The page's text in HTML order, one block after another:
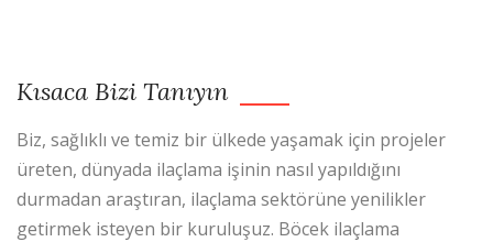
Kısaca Bizi Tanıyın
Biz, sağlıklı ve temiz bir ülkede yaşamak için projeler
üreten, dünyada ilaçlama işinin nasıl yapıldığını
durmadan araştıran, ilaçlama sektörüne yenilikler
getirmek isteyen bir kuruluşuz. Böcek ilaçlama